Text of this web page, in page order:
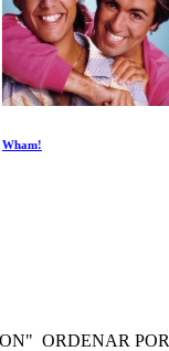
ORDENAR POR